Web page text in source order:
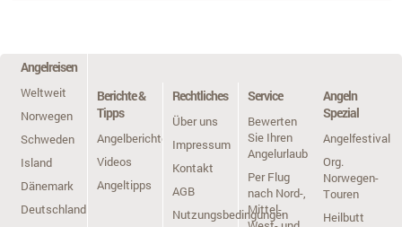
Angelreisen
Weltweit
Norwegen
Schweden
Island
Dänemark
Deutschland
Angeln
Spezial
Angelfestivals
Org.
Norwegen-
Touren
Heilbutt
Berichte &
Tipps
Angelberichte
Videos
Angeltipps
Service
Bewerten
Sie Ihren
Angelurlaub
Per Flug
nach Nord-,
Mittel-,
Rechtliches
Über uns
Impressum
Kontakt
AGB
Nutzungsbedingungen